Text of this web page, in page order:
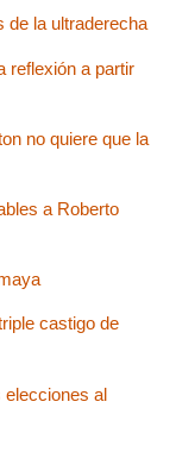
de la ultraderecha
reflexión a partir
no quiere que la
a Roberto
castigo de
al